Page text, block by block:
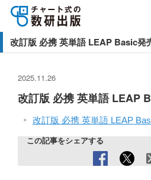
改訂版 必携 英単語 LEAP Basic発
改訂版 必携 英単語 LEAP
2025.11.26
改訂版 必携 英単語 LEAP
この記事をシェアする